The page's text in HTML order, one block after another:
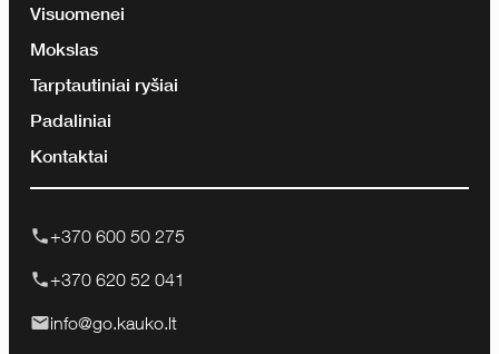
Visuomenei
Mokslas
Tarptautiniai ryšiai
Padaliniai
Kontaktai
+370 600 50 275
+370 620 52 041
info@go.kauko.lt